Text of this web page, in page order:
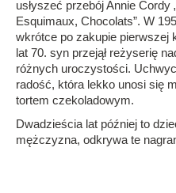
usłyszeć przebój Annie Cordy
Esquimaux, Chocolats”. W
wkrótce po zakupie pierwszej
lat 70. syn przejął reżyserię
różnych uroczystości.
radość, która lekko unosi się
tortem czekoladowym.
Dwadzieścia lat później to
mężczyzna, odkrywa te